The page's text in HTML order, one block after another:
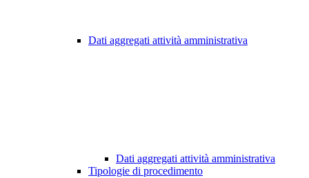
Dati aggregati attività amministrativa
Dati aggregati attività amministrativa
Tipologie di procedimento